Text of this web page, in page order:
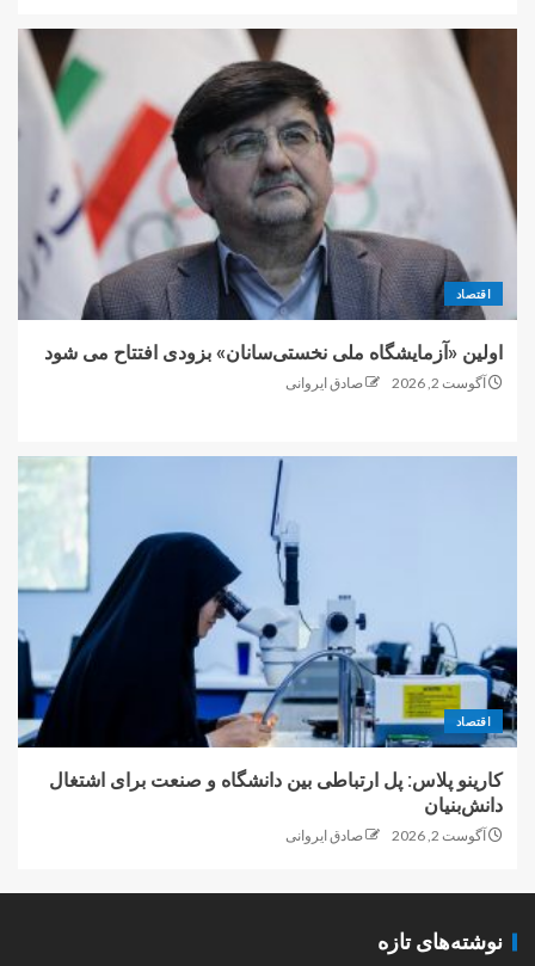
اقتصاد
اولین «آزمایشگاه ملی نخستی‌سانان» بزودی افتتاح می شود
آگوست 2, 2026 صادق ایروانی
اقتصاد
کارینو پلاس: پل ارتباطی بین دانشگاه و صنعت برای اشتغال
دانش‌بنیان
آگوست 2, 2026 صادق ایروانی
نوشته‌های تازه